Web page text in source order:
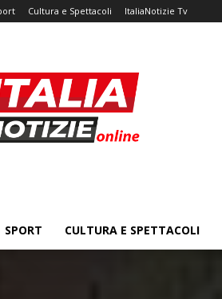
Cultura e Spettacoli ItaliaNotizie Tv
SPORT CULTURA E SPETTACOLI